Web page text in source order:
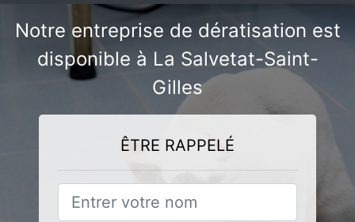
Notre entreprise de dératisation est
disponible à La Salvetat-Saint-
Gilles
ÊTRE RAPPELÉ